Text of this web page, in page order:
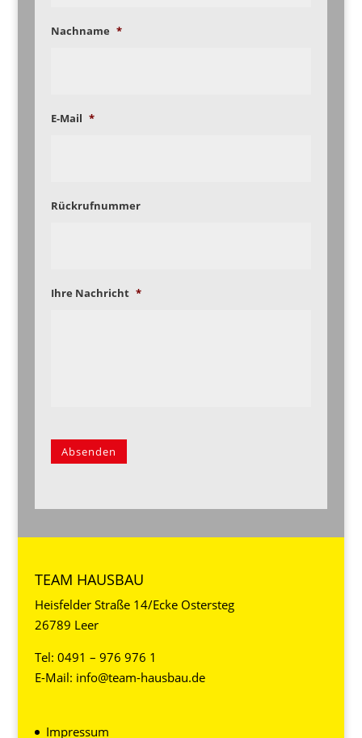
Nachname *
E-Mail *
Rückrufnummer
Ihre Nachricht *
Absenden
TEAM HAUSBAU
Heisfelder Straße 14/Ecke Ostersteg
26789 Leer
Tel: 0491 – 976 976 1
E-Mail: info@team-hausbau.de
Impressum